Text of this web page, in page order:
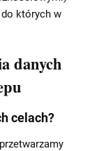
których w
danych
celach?